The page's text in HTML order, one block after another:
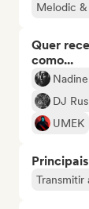
Melodic &
Quer
como...
DJ
UMEK
Transmitir